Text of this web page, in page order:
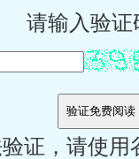
请输入验证
证，请使用